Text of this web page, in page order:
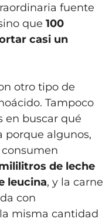
fuente
que 100
casi un
otro tipo de
Tampoco
en buscar qué
porque algunos,
consumen
de leche
leucina, y la carne
con
misma cantidad